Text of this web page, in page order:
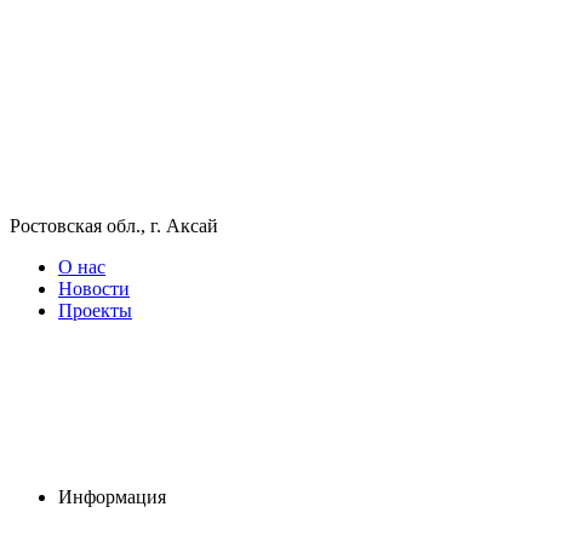
Ростовская обл., г. Аксай
О нас
Новости
Проекты
Информация